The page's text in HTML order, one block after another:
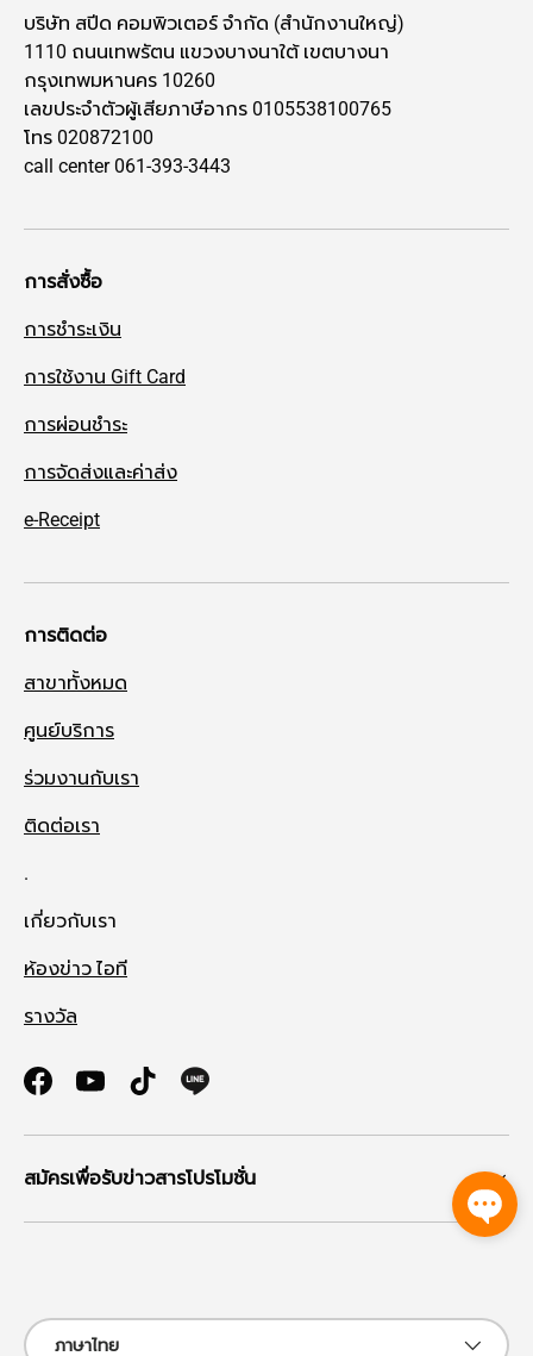
บริษัท สปีด คอมพิวเตอร์ จำกัด (สำนักงานใหญ่)
1110 ถนนเทพรัตน แขวงบางนาใต้ เขตบางนา
กรุงเทพมหานคร 10260
เลขประจำตัวผู้เสียภาษีอากร 0105538100765
โทร 020872100
call center 061-393-3443
การสั่งซื้อ
การชำระเงิน
การใช้งาน Gift Card
การผ่อนชำระ
การจัดส่งและค่าส่ง
e-Receipt
การติดต่อ
สาขาทั้งหมด
ศูนย์บริการ
ร่วมงานกับเรา
ติดต่อเรา
.
เกี่ยวกับเรา
ห้องข่าว ไอที
รางวัล
FacebookYouTubeTikTok
สมัครเพื่อรับข่าวสารโปรโมชั่น
ภาษา
ภาษาไทย